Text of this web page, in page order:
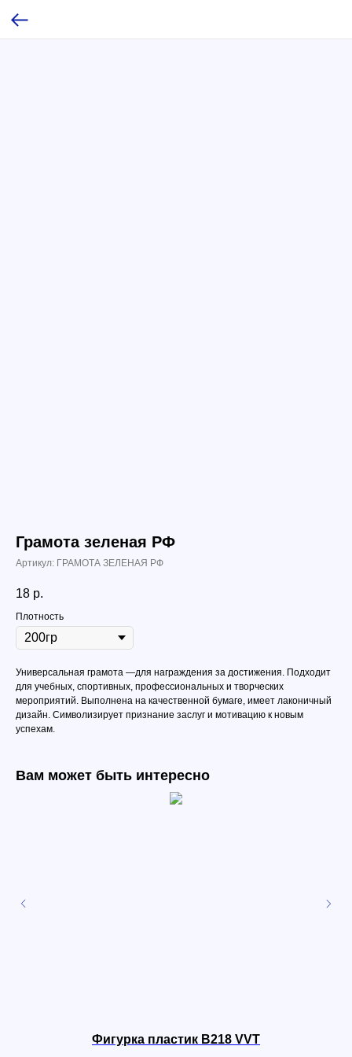
Грамота зеленая РФ
Артикул: ГРАМОТА ЗЕЛЕНАЯ РФ
18 р.
Плотность
Универсальная грамота —для награждения за достижения. Подходит
для учебных, спортивных, профессиональных и творческих
мероприятий. Выполнена на качественной бумаге, имеет лаконичный
дизайн. Символизирует признание заслуг и мотивацию к новым
успехам.
Вам может быть интересно
Фигурка пластик B218 VVT